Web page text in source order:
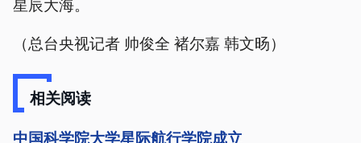
（总台央视记者 帅俊全 褚尔嘉 韩文旸）
相关阅读
中国科学院大学星际航行学院成立